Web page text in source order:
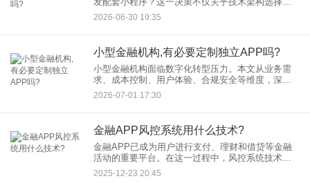
更直接影响用户触达效率、运营成本及市场竞争
力。本文从用户体验、成本效益、技术架构、合规
2026-06-30 19:35
小型金融机构,有必要定制独立APP吗?
小型金融机构面临数字化转型压力。本文从业务需
求、成本控制、用户体验、合规安全等维度，深度
解析小型金融APP开发的必要性，探讨定制独立金
融APP如何成为中小机构突破竞争壁垒的关键工
2026-07-01 17:30
金融APP风控系统用什么技术?
金融APP已成为用户进行支付、理财和借贷等金融
活动的重要平台。在这一过程中，风控系统技术扮
演着关键角色，旨在识别和防范潜在风险，保障用
户资金与信息安全。本文将详细介绍金融APP风控
2025-12-23 20:45